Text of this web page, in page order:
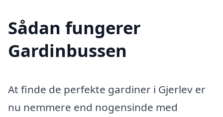
Sådan fungerer
Gardinbussen
At finde de perfekte gardiner i Gjerlev er
nu nemmere end nogensinde med